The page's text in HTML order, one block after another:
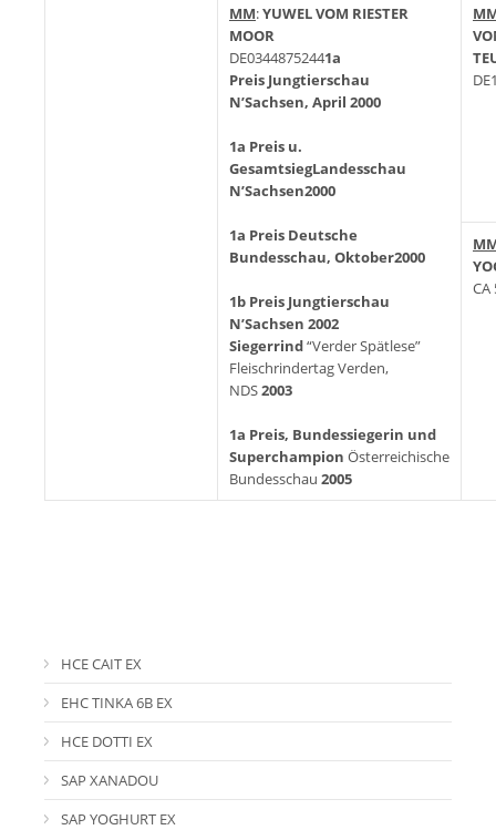
MM:YUWEL VOM RIESTER
MOOR
DE03448752441a
Preis Jungtierschau
N’Sachsen, April 2000
1a Preis u.
GesamtsiegLandesschau
N’Sachsen2000
1a Preis Deutsche
Bundesschau, Oktober2000
1b Preis Jungtierschau
N’Sachsen 2002
Siegerrind“Verder Spätlese”
Fleischrindertag Verden,
NDS2003
1a Preis, Bundessiegerin und
Superchampion Österreichische
Bundesschau 2005
CA
HCE CAIT EX
EHC TINKA 6B EX
HCE DOTTI EX
SAP XANADOU
SAP YOGHURT EX